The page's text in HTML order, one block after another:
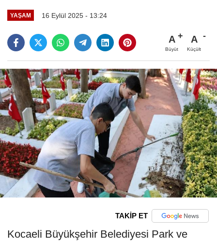
YAŞAM 16 Eylül 2025 - 13:24
A
Büyüt
A
Küçült
TAKİP ET
Kocaeli Büyükşehir Belediyesi Park ve